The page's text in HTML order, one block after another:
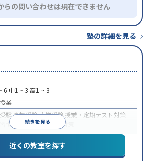
らの問い合わせは現在できません
塾の詳細を見る
続きを見る
6 中1 ~ 3 高1 ~ 3
業
験高校受験大学受験 授業・定期テスト対策
習慣の定着科目別特化対策
振替可能1科目から受講可能
近くの教室を探す